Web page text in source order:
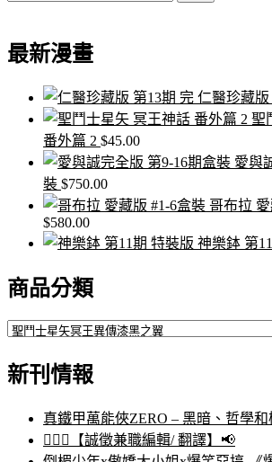
鍵
最新漫畫
仁醫珍藏版
聖
番外篇 2 $45.00
愛與
裝 $750.00
哥布拉
$580.00
神樂鉢 第
商品分類
新刊情報
真鐵甲萬能俠ZERO – 黑暗、哲學
🙋🏻‍♀️【誠徵兼職編輯/ 翻譯】📢